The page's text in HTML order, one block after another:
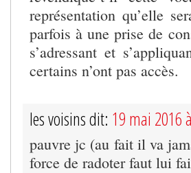
représentation qu’elle
parfois à une prise de
s’adressant et
certains n’ont pas accès.
les voisins dit: 19 mai 2016
pauvre jc (au fait il va
force de radoter faut lui